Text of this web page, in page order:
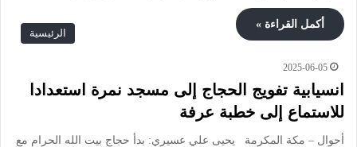
أكمل القراءة »
الرئيسية
2025-06-05
انسيابية تفويج الحجاج إلى مسجد نمرة استعدادا
للاستماع إلى خطبة عرفة
أحوال – مكة المكرمة يحيى علي عسيري: بدأ حجاج بيت الله الحرام مع